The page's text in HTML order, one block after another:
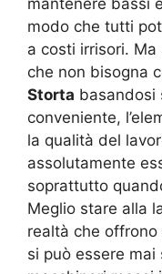
modo che tutti
a costi irrisori.
che non bisogna
Storta basandosi
conveniente,
la qualità del
assolutamente
soprattutto
Meglio stare alla
realtà che
si può essere